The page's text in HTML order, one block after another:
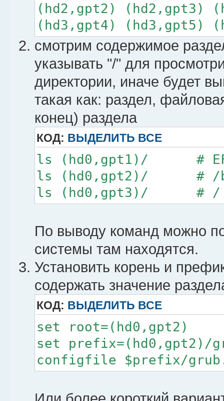
(hd2,gpt2) (hd2,gpt3)
(hd3,gpt4) (hd3,gpt5)
смотрим содержимое
указывать "/" для
директории, иначе будет
такая как: раздел,
конец) раздела
КОД: ВЫДЕЛИТЬ ВСЕ
ls (hd0,gpt1)/ #
ls (hd0,gpt2)/ # /
ls (hd0,gpt3)/ # /
По выводу команд можно
системы там находятся.
Установить корень и
содержать значение
КОД: ВЫДЕЛИТЬ ВСЕ
set root=(hd0,gpt2)
set prefix=(hd0,gpt2)/
configfile $prefix/